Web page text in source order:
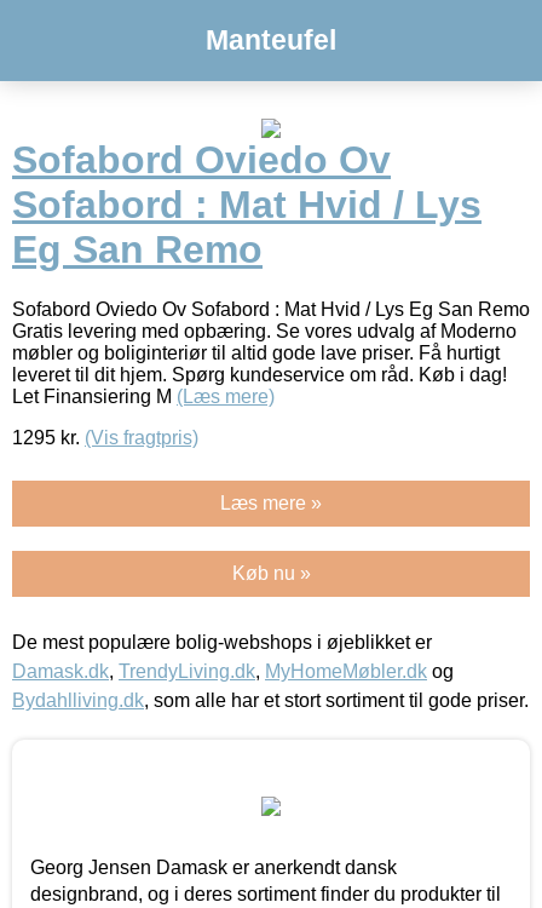
Manteufel
Sofabord Oviedo Ov
Sofabord : Mat Hvid / Lys
Eg San Remo
Sofabord Oviedo Ov Sofabord : Mat Hvid / Lys Eg San Remo
Gratis levering med opbæring. Se vores udvalg af Moderno
møbler og boliginteriør til altid gode lave priser. Få hurtigt
leveret til dit hjem. Spørg kundeservice om råd. Køb i dag!
Let Finansiering M (Læs mere)
1295 kr. (Vis fragtpris)
Læs mere »
Køb nu »
De mest populære bolig-webshops i øjeblikket er
Damask.dk, TrendyLiving.dk, MyHomeMøbler.dk og
Bydahlliving.dk, som alle har et stort sortiment til gode priser.
Georg Jensen Damask er anerkendt dansk
designbrand, og i deres sortiment finder du produkter til